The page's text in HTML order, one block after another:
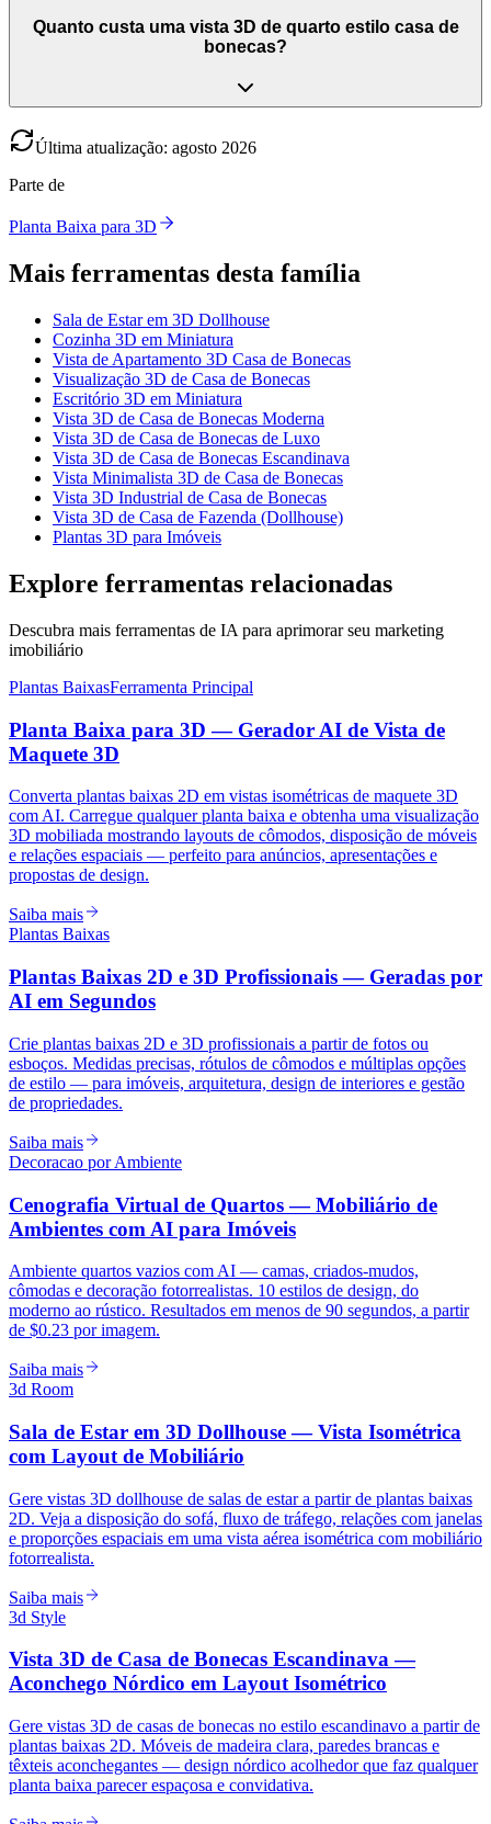
Quanto custa uma vista 3D de quarto estilo casa de
bonecas?
Última atualização: agosto 2026
Parte de
Planta Baixa para 3D
Mais ferramentas desta família
Sala de Estar em 3D Dollhouse
Cozinha 3D em Miniatura
Vista de Apartamento 3D Casa de Bonecas
Visualização 3D de Casa de Bonecas
Escritório 3D em Miniatura
Vista 3D de Casa de Bonecas Moderna
Vista 3D de Casa de Bonecas de Luxo
Vista 3D de Casa de Bonecas Escandinava
Vista Minimalista 3D de Casa de Bonecas
Vista 3D Industrial de Casa de Bonecas
Vista 3D de Casa de Fazenda (Dollhouse)
Plantas 3D para Imóveis
Explore ferramentas relacionadas
Descubra mais ferramentas de IA para aprimorar seu marketing
imobiliário
Plantas BaixasFerramenta Principal
Planta Baixa para 3D — Gerador AI de Vista de
Maquete 3D
Converta plantas baixas 2D em vistas isométricas de maquete 3D
com AI. Carregue qualquer planta baixa e obtenha uma visualização
3D mobiliada mostrando layouts de cômodos, disposição de móveis
e relações espaciais — perfeito para anúncios, apresentações e
propostas de design.
Saiba mais
Plantas Baixas
Plantas Baixas 2D e 3D Profissionais — Geradas por
AI em Segundos
Crie plantas baixas 2D e 3D profissionais a partir de fotos ou
esboços. Medidas precisas, rótulos de cômodos e múltiplas opções
de estilo — para imóveis, arquitetura, design de interiores e gestão
de propriedades.
Saiba mais
Decoracao por Ambiente
Cenografia Virtual de Quartos — Mobiliário de
Ambientes com AI para Imóveis
Ambiente quartos vazios com AI — camas, criados-mudos,
cômodas e decoração fotorrealistas. 10 estilos de design, do
moderno ao rústico. Resultados em menos de 90 segundos, a partir
de $0.23 por imagem.
Saiba mais
3d Room
Sala de Estar em 3D Dollhouse — Vista Isométrica
com Layout de Mobiliário
Gere vistas 3D dollhouse de salas de estar a partir de plantas baixas
2D. Veja a disposição do sofá, fluxo de tráfego, relações com janelas
e proporções espaciais em uma vista aérea isométrica com mobiliário
fotorrealista.
Saiba mais
3d Style
Vista 3D de Casa de Bonecas Escandinava —
Aconchego Nórdico em Layout Isométrico
Gere vistas 3D de casas de bonecas no estilo escandinavo a partir de
plantas baixas 2D. Móveis de madeira clara, paredes brancas e
têxteis aconchegantes — design nórdico acolhedor que faz qualquer
planta baixa parecer espaçosa e convidativa.